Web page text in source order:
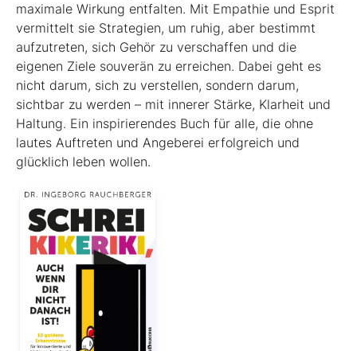
maximale Wirkung entfalten. Mit Empathie und Esprit
vermittelt sie Strategien, um ruhig, aber bestimmt
aufzutreten, sich Gehör zu verschaffen und die
eigenen Ziele souverän zu erreichen. Dabei geht es
nicht darum, sich zu verstellen, sondern darum,
sichtbar zu werden – mit innerer Stärke, Klarheit und
Haltung. Ein inspirierendes Buch für alle, die ohne
lautes Auftreten und Angeberei erfolgreich und
glücklich leben wollen.